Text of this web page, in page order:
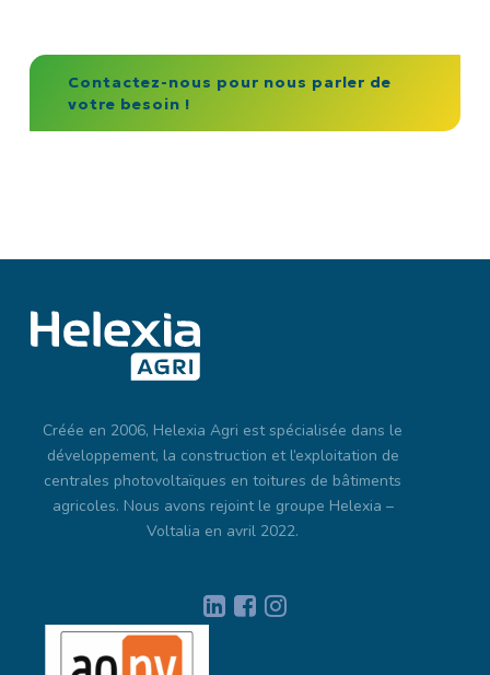
Contactez-nous pour nous parler de
votre besoin !
Créée en 2006, Helexia Agri est spécialisée dans le
développement, la construction et l’exploitation de
centrales photovoltaïques en toitures de bâtiments
agricoles. Nous avons rejoint le groupe Helexia –
Voltalia en avril 2022.